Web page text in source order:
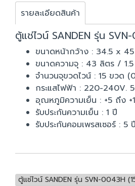
รายละเอียดสินค้า
ตู้แช่ไวน์ SANDEN รุ่น
ขนาดหน้ากว้าง : 34.5 x
ขนาดความจุ : 43 ลิตร /
จำนวนจุขวดไวน์ : 15 ขวด
กระแสไฟฟ้า : 220-240V.
อุณหภูมิความเย็น : +5 ถึง
รับประกันความเย็น : 1 ปี
รับประกันคอมเพรสเซอร์ : 5 ปี
ตู้แช่ไวน์ SANDEN รุ่น SVN-0043H